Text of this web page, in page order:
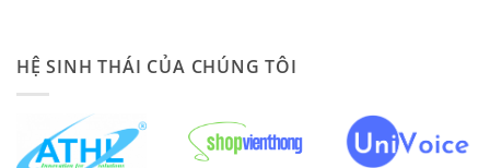
HỆ SINH THÁI CỦA CHÚNG TÔI